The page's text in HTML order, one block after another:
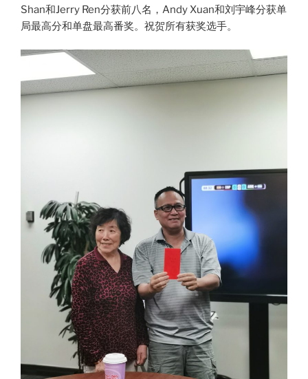
Shan和Jerry Ren分获前八名，Andy Xuan和刘宇峰分获单
局最高分和单盘最高番奖。祝贺所有获奖选手。